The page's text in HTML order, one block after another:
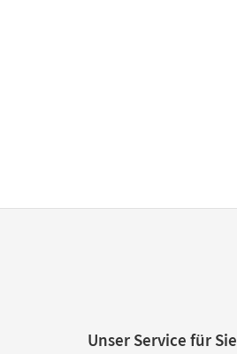
Unser Service für Sie